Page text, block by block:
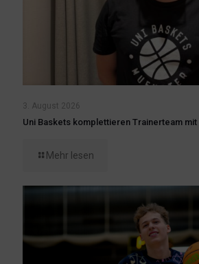
3. August 2026
Uni Baskets komplettieren Trainerteam mit
Mehr lesen